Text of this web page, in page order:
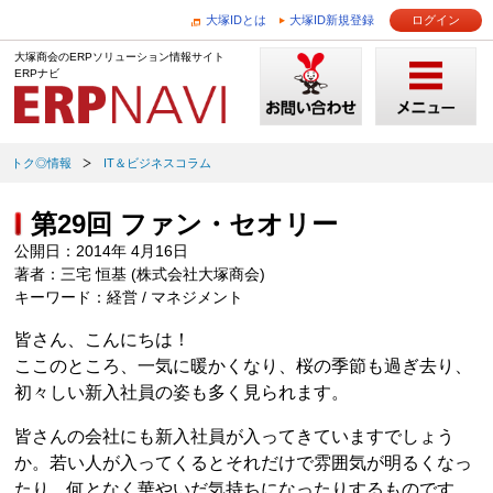
大塚IDとは 大塚ID新規登録 ログイン
大塚商会のERPソリューション情報サイト
ERPナビ
トク◎情報 IT＆ビジネスコラム
第29回 ファン・セオリー
公開日：2014年 4月16日
著者：三宅 恒基 (株式会社大塚商会)
キーワード：経営 / マネジメント
皆さん、こんにちは！
ここのところ、一気に暖かくなり、桜の季節も過ぎ去り、
初々しい新入社員の姿も多く見られます。
皆さんの会社にも新入社員が入ってきていますでしょう
か。若い人が入ってくるとそれだけで雰囲気が明るくなっ
たり、何となく華やいだ気持ちになったりするものです。